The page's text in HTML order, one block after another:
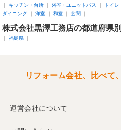
キッチン・台所 浴室・ユニットバス トイレ
ダイニング
洋室 和室 玄関
株式会社黒澤工務店の都道府県
福島県
リフォーム会社、比べて
運営会社について